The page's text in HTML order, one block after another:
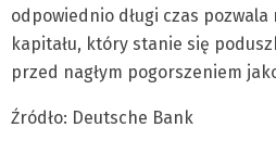
odpowiednio długi czas
kapitału, który stanie się
przed nagłym pogorszeniem
Źródło: Deutsche Bank